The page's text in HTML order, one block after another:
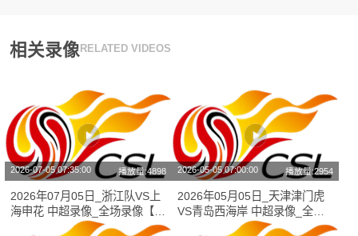
相关录像 RELATED VIDEOS
2026-07-05 07:35:00 播放量:4898
2026年07月05日_浙江队VS上
海申花 中超录像_全场录像【视
2026-05-05 07:00:00 播放量:2954
2026年05月05日_天津津门虎
VS青岛西海岸 中超录像_全场
录像【全场回放】